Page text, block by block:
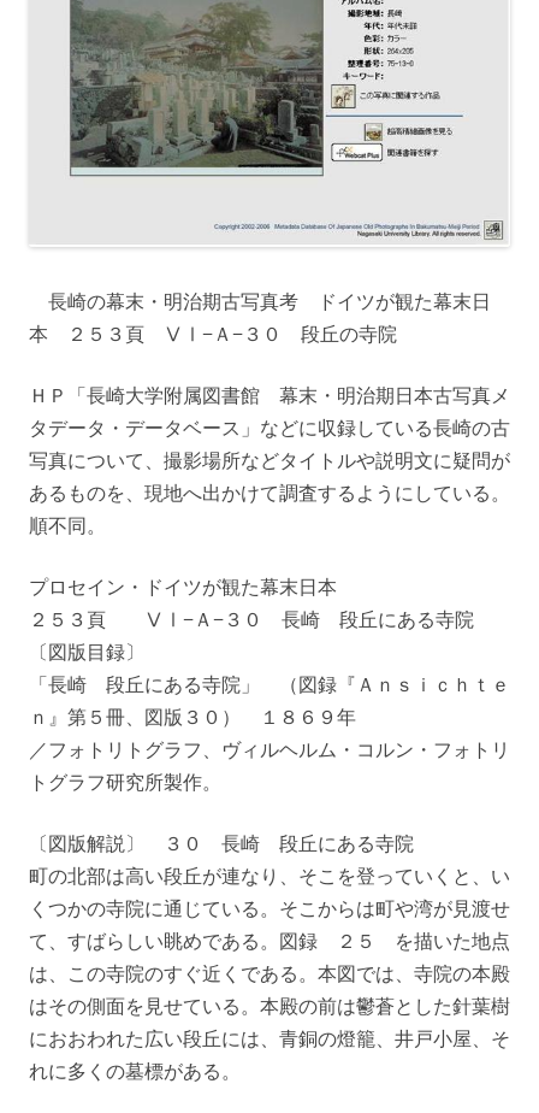
長崎の幕末・明治期古写真考 ドイツが観た幕末日
本 ２５３頁 ⅤⅠ−Ａ−３０ 段丘の寺院
ＨＰ「長崎大学附属図書館 幕末・明治期日本古写真メ
タデータ・データベース」などに収録している長崎の古
写真について、撮影場所などタイトルや説明文に疑問が
あるものを、現地へ出かけて調査するようにしている。
順不同。
プロセイン・ドイツが観た幕末日本
２５３頁 ⅤⅠ−Ａ−３０ 長崎 段丘にある寺院
〔図版目録〕
「長崎 段丘にある寺院」 （図録『Ａｎｓｉｃｈｔｅ
ｎ』第５冊、図版３０） １８６９年
／フォトリトグラフ、ヴィルヘルム・コルン・フォトリ
トグラフ研究所製作。
〔図版解説〕 ３０ 長崎 段丘にある寺院
町の北部は高い段丘が連なり、そこを登っていくと、い
くつかの寺院に通じている。そこからは町や湾が見渡せ
て、すばらしい眺めである。図録 ２５ を描いた地点
は、この寺院のすぐ近くである。本図では、寺院の本殿
はその側面を見せている。本殿の前は鬱蒼とした針葉樹
におおわれた広い段丘には、青銅の燈籠、井戸小屋、そ
れに多くの墓標がある。